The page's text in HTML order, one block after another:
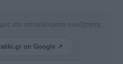
στα αποτελέσματα αναζήτησης
on Google ↗